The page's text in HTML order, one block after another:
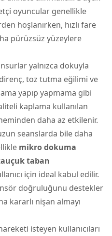
oyuncular genellikle
hoşlanırken, hızlı fare
pürüzsüz yüzeylere
yalnızca dokuyla
direnç, toz tutma eğilimi ve
yapıp yapmama gibi
kaplama kullanılan
daha az etkilenir.
seanslarda bile daha
mikro dokuma
taban
için ideal kabul edilir.
doğruluğunu destekler
kararlı nişan almayı
isteyen kullanıcıları